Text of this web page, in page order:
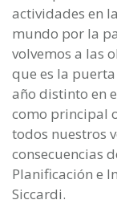
actividades en
mundo por la
volvemos a las
que es la
año distinto en
como principal
todos nuestros
consecuencias
Planificación e
Siccardi.